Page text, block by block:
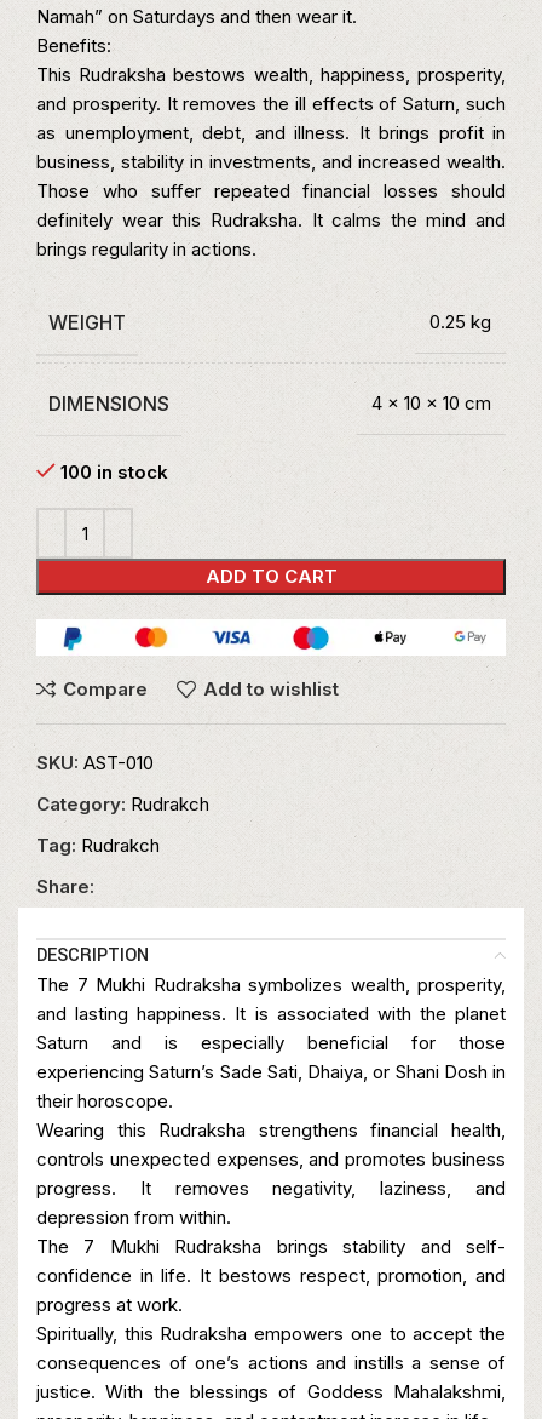
Namah” on Saturdays and then wear it.
Benefits:
This Rudraksha bestows wealth, happiness, prosperity,
and prosperity. It removes the ill effects of Saturn, such
as unemployment, debt, and illness. It brings profit in
business, stability in investments, and increased wealth.
Those who suffer repeated financial losses should
definitely wear this Rudraksha. It calms the mind and
brings regularity in actions.
WEIGHT 0.25 kg
DIMENSIONS 4 × 10 × 10 cm
100 in stock
ADD TO CART
Compare Add to wishlist
SKU: AST-010
Category: Rudrakch
Tag: Rudrakch
Share:
DESCRIPTION
The 7 Mukhi Rudraksha symbolizes wealth, prosperity,
and lasting happiness. It is associated with the planet
Saturn and is especially beneficial for those
experiencing Saturn’s Sade Sati, Dhaiya, or Shani Dosh in
their horoscope.
Wearing this Rudraksha strengthens financial health,
controls unexpected expenses, and promotes business
progress. It removes negativity, laziness, and
depression from within.
The 7 Mukhi Rudraksha brings stability and self-
confidence in life. It bestows respect, promotion, and
progress at work.
Spiritually, this Rudraksha empowers one to accept the
consequences of one’s actions and instills a sense of
justice. With the blessings of Goddess Mahalakshmi,